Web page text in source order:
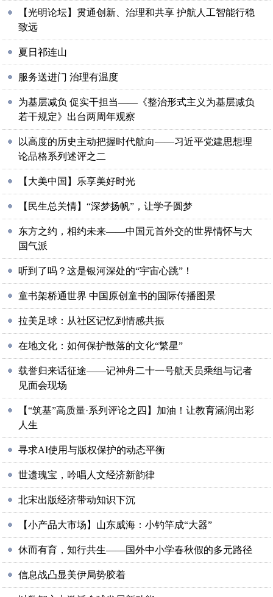
【光明论坛】贯通创新、治理和共享 护航人工智能行稳
致远
夏日祁连山
服务送进门 治理有温度
为基层减负 促实干担当——《整治形式主义为基层减负
若干规定》出台两周年观察
以高度的历史主动把握时代航向——习近平党建思想理
论品格系列述评之二
【大美中国】乐享美好时光
【民生总关情】“深梦扬帆”，让学子圆梦
东方之约，相约未来——中国元首外交的世界情怀与大
国气派
听到了吗？这是银河深处的“宇宙心跳”！
童书架桥通世界 中国原创童书的国际传播图景
拉美足球：从社区记忆到情感共振
在地文化：如何保护散落的文化“繁星”
载誉归来话征途——记神舟二十一号航天员乘组与记者
见面会现场
【“筑基”高质量·系列评论之四】加油！让教育涵润出彩
人生
寻求AI使用与版权保护的动态平衡
世遗瑰宝，吟唱人文经济新韵律
北宋出版经济带动知识下沉
【小产品大市场】山东威海：小钓竿成“大器”
休而有育，知行共生——国外中小学春秋假的多元路径
信息战凸显美伊局势胶着